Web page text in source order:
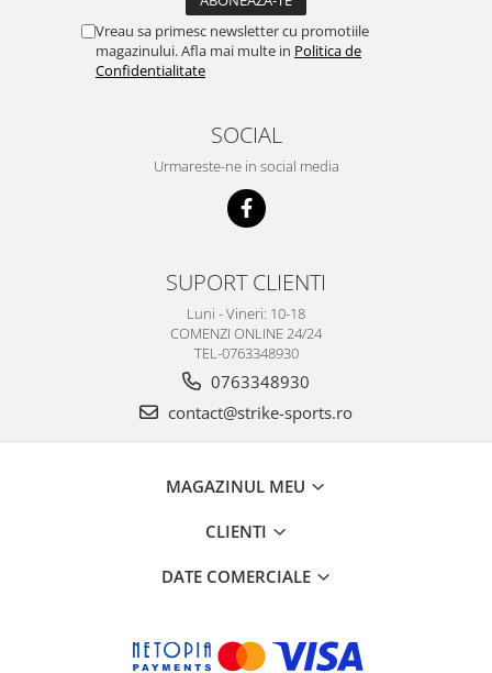
Vreau sa primesc newsletter cu promotiile
magazinului. Afla mai multe in Politica de
Confidentialitate
SOCIAL
Urmareste-ne in social media
SUPORT CLIENTI
Luni - Vineri: 10-18
COMENZI ONLINE 24/24
TEL-0763348930
0763348930
contact@strike-sports.ro
MAGAZINUL MEU
CLIENTI
DATE COMERCIALE